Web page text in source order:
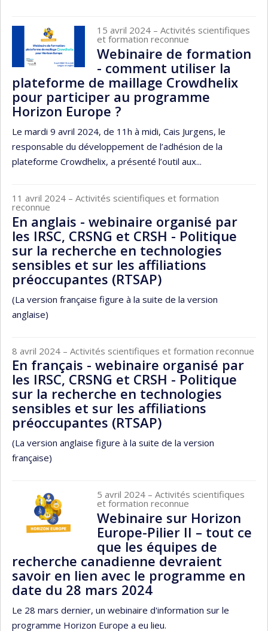
15 avril 2024 – Activités scientifiques
et formation reconnue
Webinaire de formation
- comment utiliser la
plateforme de maillage Crowdhelix
pour participer au programme
Horizon Europe ?
Le mardi 9 avril 2024, de 11h à midi, Cais Jurgens, le
responsable du développement de l’adhésion de la
plateforme Crowdhelix, a présenté l’outil aux...
11 avril 2024 – Activités scientifiques et formation
reconnue
En anglais - webinaire organisé par
les IRSC, CRSNG et CRSH - Politique
sur la recherche en technologies
sensibles et sur les affiliations
préoccupantes (RTSAP)
(La version française figure à la suite de la version
anglaise)
8 avril 2024 – Activités scientifiques et formation reconnue
En français - webinaire organisé par
les IRSC, CRSNG et CRSH - Politique
sur la recherche en technologies
sensibles et sur les affiliations
préoccupantes (RTSAP)
(La version anglaise figure à la suite de la version
française)
5 avril 2024 – Activités scientifiques
et formation reconnue
Webinaire sur Horizon
Europe-Pilier II – tout ce
que les équipes de
recherche canadienne devraient
savoir en lien avec le programme en
date du 28 mars 2024
Le 28 mars dernier, un webinaire d'information sur le
programme Horizon Europe a eu lieu.